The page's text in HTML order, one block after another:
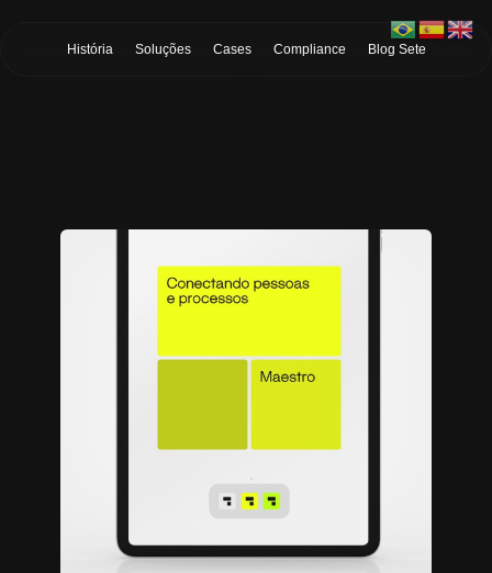
História Soluções Cases Compliance Blog Sete